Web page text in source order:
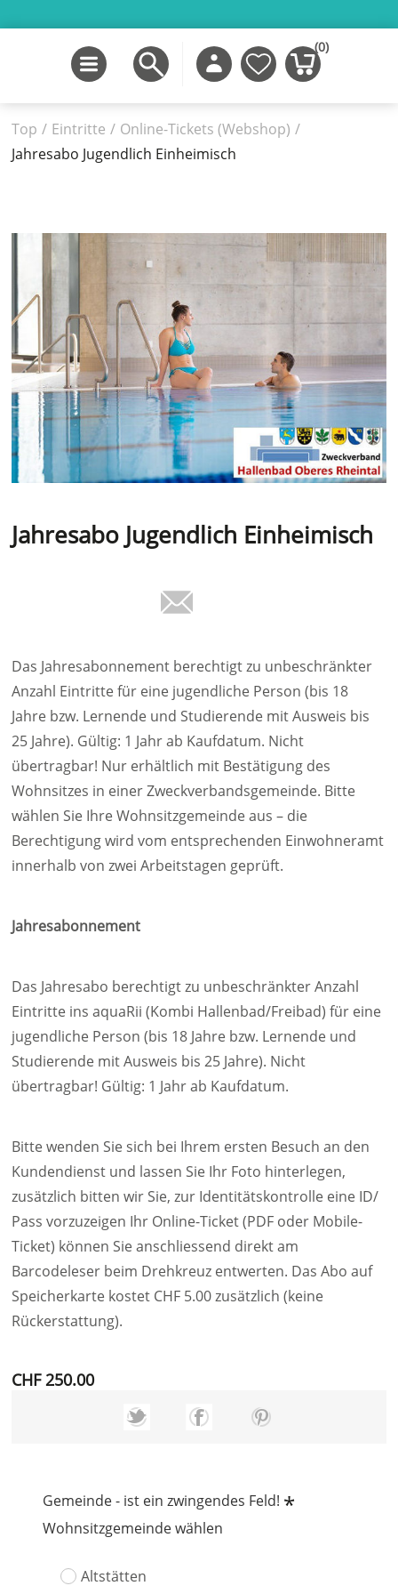
(0)
Top / Eintritte / Online-Tickets (Webshop) /
Jahresabo Jugendlich Einheimisch
Jahresabo Jugendlich Einheimisch
Das Jahresabonnement berechtigt zu unbeschränkter
Anzahl Eintritte für eine jugendliche Person (bis 18
Jahre bzw. Lernende und Studierende mit Ausweis bis
25 Jahre). Gültig: 1 Jahr ab Kaufdatum. Nicht
übertragbar! Nur erhältlich mit Bestätigung des
Wohnsitzes in einer Zweckverbandsgemeinde. Bitte
wählen Sie Ihre Wohnsitzgemeinde aus – die
Berechtigung wird vom entsprechenden Einwohneramt
innerhalb von zwei Arbeitstagen geprüft.
Jahresabonnement
Das Jahresabo berechtigt zu unbeschränkter Anzahl
Eintritte ins aquaRii (Kombi Hallenbad/Freibad) für eine
jugendliche Person (bis 18 Jahre bzw. Lernende und
Studierende mit Ausweis bis 25 Jahre). Nicht
übertragbar! Gültig: 1 Jahr ab Kaufdatum.
Bitte wenden Sie sich bei Ihrem ersten Besuch an den
Kundendienst und lassen Sie Ihr Foto hinterlegen,
zusätzlich bitten wir Sie, zur Identitätskontrolle eine ID/
Pass vorzuzeigen Ihr Online-Ticket (PDF oder Mobile-
Ticket) können Sie anschliessend direkt am
Barcodeleser beim Drehkreuz entwerten. Das Abo auf
Speicherkarte kostet CHF 5.00 zusätzlich (keine
Rückerstattung).
CHF 250.00
Gemeinde - ist ein zwingendes Feld! *
Wohnsitzgemeinde wählen
Altstätten